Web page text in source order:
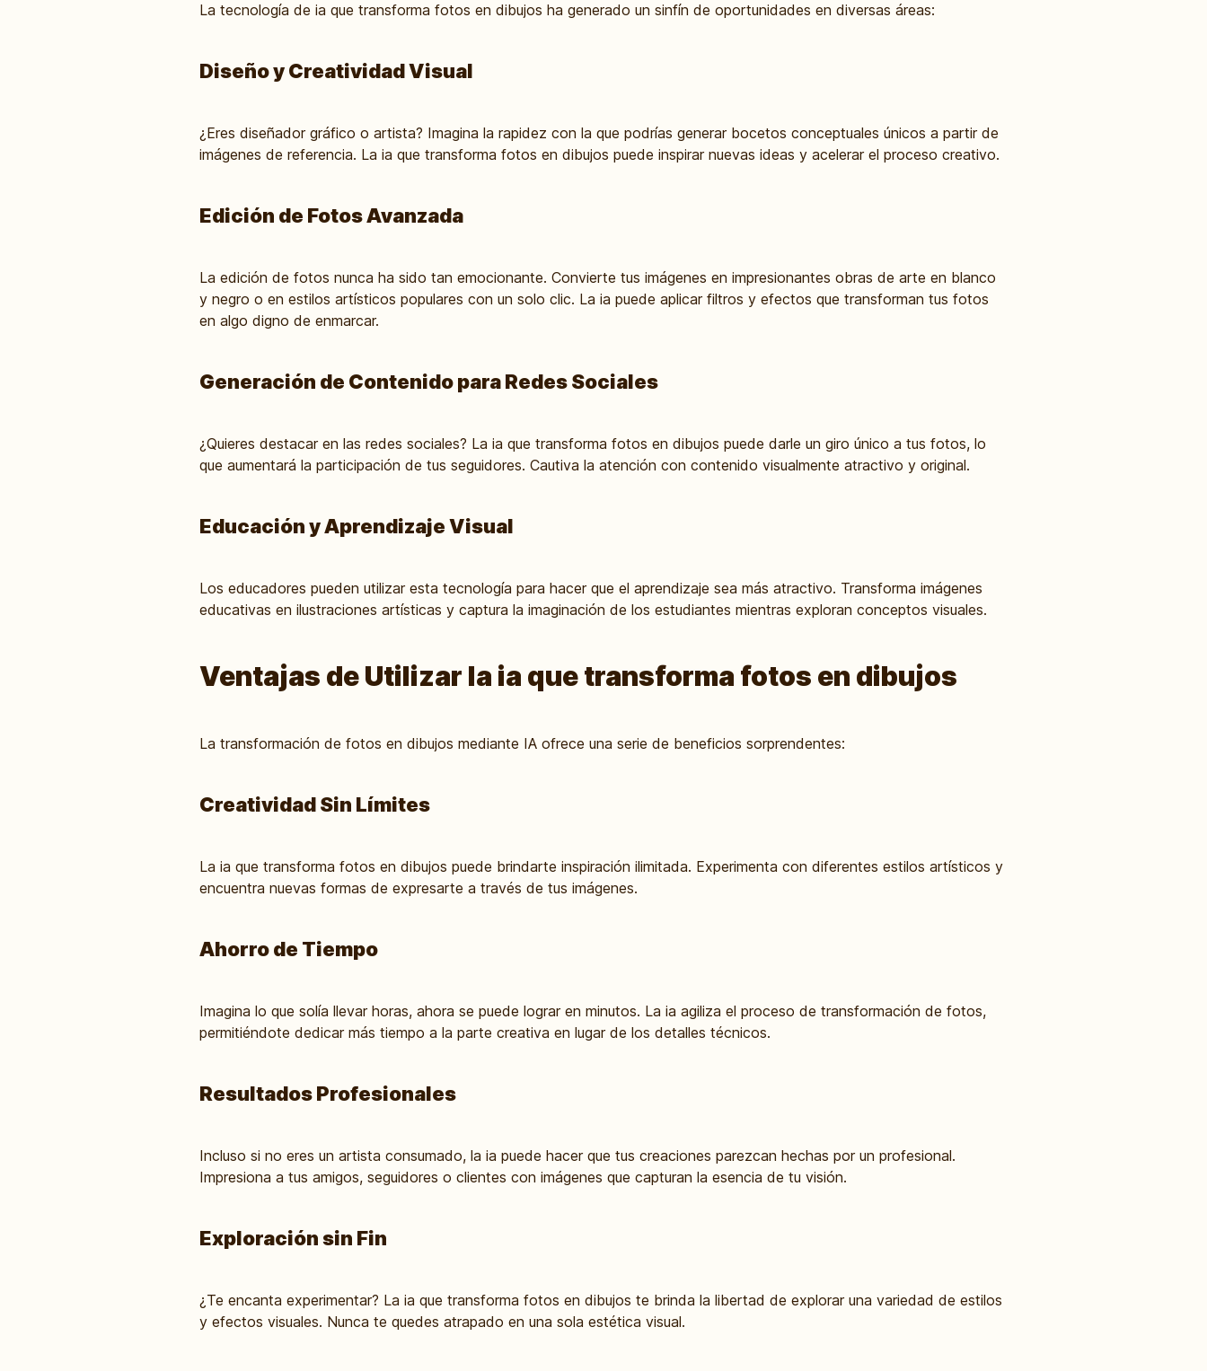
La tecnología de ia que transforma fotos en dibujos ha generado un sinfín de oportunidades en diversas áreas:
Diseño y Creatividad Visual
¿Eres diseñador gráfico o artista? Imagina la rapidez con la que podrías generar bocetos conceptuales únicos a partir de
imágenes de referencia. La ia que transforma fotos en dibujos puede inspirar nuevas ideas y acelerar el proceso creativo.
Edición de Fotos Avanzada
La edición de fotos nunca ha sido tan emocionante. Convierte tus imágenes en impresionantes obras de arte en blanco
y negro o en estilos artísticos populares con un solo clic. La ia puede aplicar filtros y efectos que transforman tus fotos
en algo digno de enmarcar.
Generación de Contenido para Redes Sociales
¿Quieres destacar en las redes sociales? La ia que transforma fotos en dibujos puede darle un giro único a tus fotos, lo
que aumentará la participación de tus seguidores. Cautiva la atención con contenido visualmente atractivo y original.
Educación y Aprendizaje Visual
Los educadores pueden utilizar esta tecnología para hacer que el aprendizaje sea más atractivo. Transforma imágenes
educativas en ilustraciones artísticas y captura la imaginación de los estudiantes mientras exploran conceptos visuales.
Ventajas de Utilizar la ia que transforma fotos en dibujos
La transformación de fotos en dibujos mediante IA ofrece una serie de beneficios sorprendentes:
Creatividad Sin Límites
La ia que transforma fotos en dibujos puede brindarte inspiración ilimitada. Experimenta con diferentes estilos artísticos y
encuentra nuevas formas de expresarte a través de tus imágenes.
Ahorro de Tiempo
Imagina lo que solía llevar horas, ahora se puede lograr en minutos. La ia agiliza el proceso de transformación de fotos,
permitiéndote dedicar más tiempo a la parte creativa en lugar de los detalles técnicos.
Resultados Profesionales
Incluso si no eres un artista consumado, la ia puede hacer que tus creaciones parezcan hechas por un profesional.
Impresiona a tus amigos, seguidores o clientes con imágenes que capturan la esencia de tu visión.
Exploración sin Fin
¿Te encanta experimentar? La ia que transforma fotos en dibujos te brinda la libertad de explorar una variedad de estilos
y efectos visuales. Nunca te quedes atrapado en una sola estética visual.